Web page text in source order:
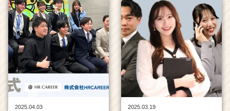
ア
（C
h
e
e
r
2025.04.03
2025.03.19